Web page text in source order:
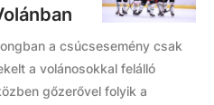
a csúcsesemény csak
a volánosokkal felálló
gőzerővel folyik a